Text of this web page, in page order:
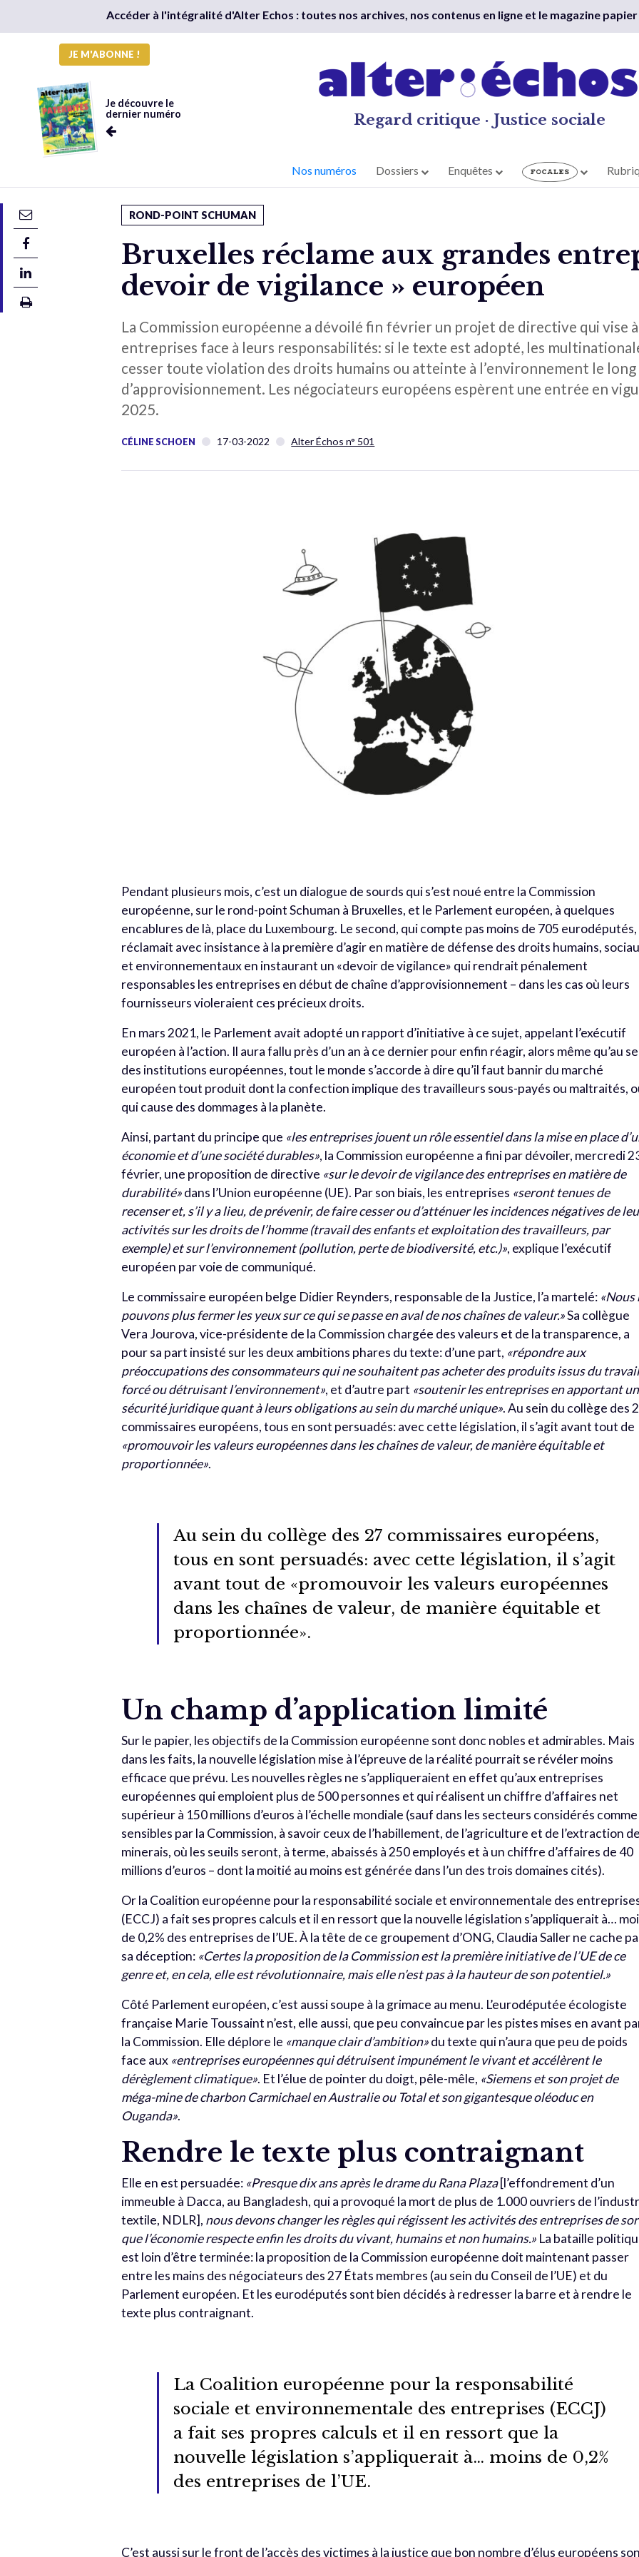
Accéder à l'intégralité d'Alter Echos : toutes nos archives, nos contenus en ligne et le magazine
JE M'ABONNE !
Je découvre le
dernier numéro
Regard critique · Justice sociale
Nos numéros Dossiers Enquêtes
ROND-POINT SCHUMAN
Bruxelles réclame aux grandes
devoir de vigilance » européen
La Commission européenne a dévoilé fin février un projet de directive qui vise
entreprises face à leurs responsabilités: si le texte est adopté, les
cesser toute violation des droits humains ou atteinte à l’environnement le long
d’approvisionnement. Les négociateurs européens espèrent une entrée en
2025.
CÉLINE SCHOEN 17-03-2022 Alter Échos n° 501
Pendant plusieurs mois, c’est un dialogue de sourds qui s’est noué entre la Commission
européenne, sur le rond-point Schuman à Bruxelles, et le Parlement européen, à quelques
encablures de là, place du Luxembourg. Le second, qui compte pas moins de 705 eurodéputés,
réclamait avec insistance à la première d’agir en matière de défense des droits humains,
et environnementaux en instaurant un «devoir de vigilance» qui rendrait pénalement
responsables les entreprises en début de chaîne d’approvisionnement – dans les cas où leurs
fournisseurs violeraient ces précieux droits.
En mars 2021, le Parlement avait adopté un rapport d’initiative à ce sujet, appelant l’exécutif
européen à l’action. Il aura fallu près d’un an à ce dernier pour enfin réagir, alors même qu’au
des institutions européennes, tout le monde s’accorde à dire qu’il faut bannir du marché
européen tout produit dont la confection implique des travailleurs sous-payés ou maltraités,
qui cause des dommages à la planète.
Ainsi, partant du principe que «les entreprises jouent un rôle essentiel dans la mise en place
économie et d’une société durables», la Commission européenne a fini par dévoiler, mercredi
février, une proposition de directive «sur le devoir de vigilance des entreprises en matière de
durabilité»dans l’Union européenne (UE). Par son biais, les entreprises «seront tenues de
recenser et, s’il y a lieu, de prévenir, de faire cesser ou d’atténuer les incidences négatives de
activités sur les droits de l’homme (travail des enfants et exploitation des travailleurs, par
exemple) et sur l’environnement (pollution, perte de biodiversité, etc.)», explique l’exécutif
européen par voie de communiqué.
Le commissaire européen belge Didier Reynders, responsable de la Justice, l’a martelé: «Nous
pouvons plus fermer les yeux sur ce qui se passe en aval de nos chaînes de valeur.»Sa collègue
Vera Jourova, vice-présidente de la Commission chargée des valeurs et de la transparence, a
pour sa part insisté sur les deux ambitions phares du texte: d’une part, «répondre aux
préoccupations des consommateurs qui ne souhaitent pas acheter des produits issus du
forcé ou détruisant l’environnement», et d’autre part «soutenir les entreprises en apportant
sécurité juridique quant à leurs obligations au sein du marché unique». Au sein du collège des
commissaires européens, tous en sont persuadés: avec cette législation, il s’agit avant tout de
«promouvoir les valeurs européennes dans les chaînes de valeur, de manière équitable et
proportionnée».
Au sein du collège des 27 commissaires européens,
tous en sont persuadés: avec cette législation, il s’agit
avant tout de «promouvoir les valeurs européennes
dans les chaînes de valeur, de manière équitable et
proportionnée».
Un champ d’application limité
Sur le papier, les objectifs de la Commission européenne sont donc nobles et admirables. Mais
dans les faits, la nouvelle législation mise à l’épreuve de la réalité pourrait se révéler moins
efficace que prévu. Les nouvelles règles ne s’appliqueraient en effet qu’aux entreprises
européennes qui emploient plus de 500 personnes et qui réalisent un chiffre d’affaires net
supérieur à 150 millions d’euros à l’échelle mondiale (sauf dans les secteurs considérés comme
sensibles par la Commission, à savoir ceux de l’habillement, de l’agriculture et de l’extraction
minerais, où les seuils seront, à terme, abaissés à 250 employés et à un chiffre d’affaires de 40
millions d’euros – dont la moitié au moins est générée dans l’un des trois domaines cités).
Or la Coalition européenne pour la responsabilité sociale et environnementale des
(ECCJ) a fait ses propres calculs et il en ressort que la nouvelle législation s’appliquerait à…
de 0,2% des entreprises de l’UE. À la tête de ce groupement d’ONG, Claudia Saller ne cache
sa déception: «Certes la proposition de la Commission est la première initiative de l’UE de ce
genre et, en cela, elle est révolutionnaire, mais elle n’est pas à la hauteur de son potentiel.»
Côté Parlement européen, c’est aussi soupe à la grimace au menu. L’eurodéputée écologiste
française Marie Toussaint n’est, elle aussi, que peu convaincue par les pistes mises en avant
la Commission. Elle déplore le «manque clair d’ambition»du texte qui n’aura que peu de poids
face aux «entreprises européennes qui détruisent impunément le vivant et accélèrent le
dérèglement climatique». Et l’élue de pointer du doigt, pêle-mêle, «Siemens et son projet de
méga-mine de charbon Carmichael en Australie ou Total et son gigantesque oléoduc en
Ouganda».
Rendre le texte plus contraignant
Elle en est persuadée: «Presque dix ans après le drame du Rana Plaza[l’effondrement d’un
immeuble à Dacca, au Bangladesh, qui a provoqué la mort de plus de 1.000 ouvriers de
textile, NDLR], nous devons changer les règles qui régissent les activités des entreprises de
que l’économie respecte enfin les droits du vivant, humains et non humains.» La bataille
est loin d’être terminée: la proposition de la Commission européenne doit maintenant passer
entre les mains des négociateurs des 27 États membres (au sein du Conseil de l’UE) et du
Parlement européen. Et les eurodéputés sont bien décidés à redresser la barre et à rendre le
texte plus contraignant.
La Coalition européenne pour la responsabilité
sociale et environnementale des entreprises (ECCJ)
a fait ses propres calculs et il en ressort que la
nouvelle législation s’appliquerait à… moins de 0,2%
des entreprises de l’UE.
C’est aussi sur le front de l’accès des victimes à la justice que bon nombre d’élus européens